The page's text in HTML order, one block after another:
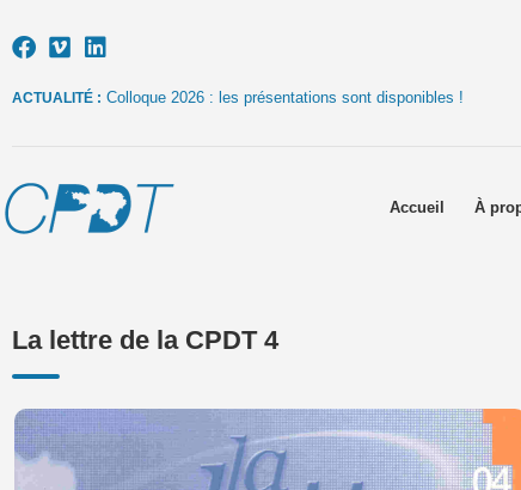
ACTUALITÉ : Colloque 2026 : les présentations sont disponibles !
Accueil À
La lettre de la CPDT 4